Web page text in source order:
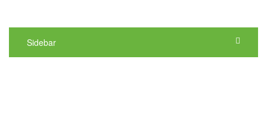
Sidebar